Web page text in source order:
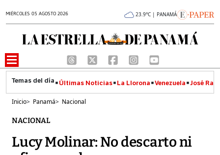
MIÉRCOLES 05 AGOSTO 2026 23.9°C | PANAMÁ
Últimas Noticias La Llorona Venezuela José
Inicio> Panamá> Nacional
NACIONAL
Lucy Molinar: No descarto ni